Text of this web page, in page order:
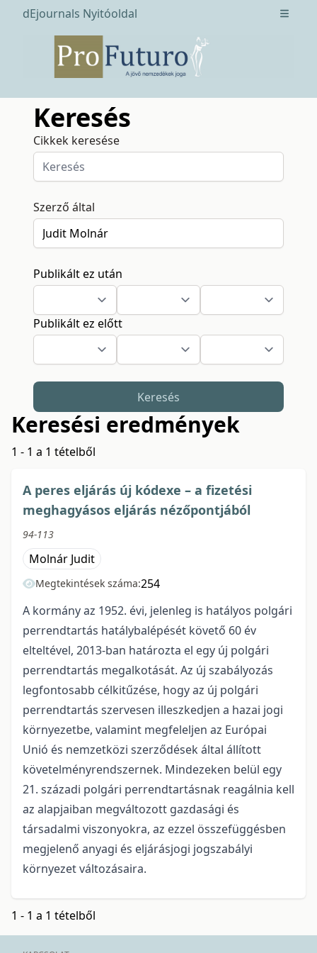
dEjournals Nyitóoldal Open
Keresés
Cikkek keresése
Szerző által
Publikált ez után
Publikált ez előtt
Keresés
Keresési eredmények
1 - 1 a 1 tételből
A peres eljárás új kódexe – a fizetési
meghagyásos eljárás nézőpontjából
94-113
Molnár Judit
Megtekintések száma:254
A kormány az 1952. évi, jelenleg is hatályos polgári
perrendtartás hatálybalépését követő 60 év
elteltével, 2013-ban határozta el egy új polgári
perrendtartás megalkotását. Az új szabályozás
legfontosabb célkitűzése, hogy az új polgári
perrendtartás szervesen illeszkedjen a hazai jogi
környezetbe, valamint megfeleljen az Európai
Unió és nemzetközi szerződések által állított
követelményrendszernek. Mindezeken belül egy
21. századi polgári perrendtartásnak reagálnia kell
az alapjaiban megváltozott gazdasági és
társadalmi viszonyokra, az ezzel összefüggésben
megjelenő anyagi és eljárásjogi jogszabályi
környezet változásaira.
1 - 1 a 1 tételből